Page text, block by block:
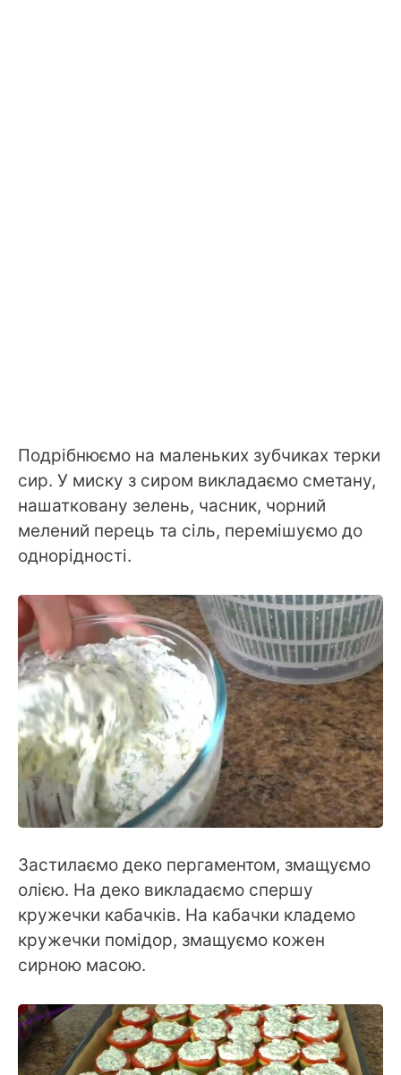
Подрібнюємо на маленьких зубчиках терки
сир. У миску з сиром викладаємо сметану,
нашатковану зелень, часник, чорний
мелений перець та сіль, перемішуємо до
однорідності.
Застилаємо деко пергаментом, змащуємо
олією. На деко викладаємо спершу
кружечки кабачків. На кабачки кладемо
кружечки помідор, змащуємо кожен
сирною масою.